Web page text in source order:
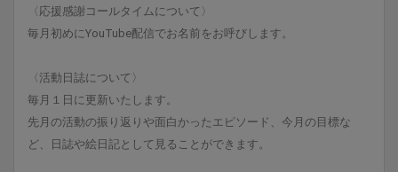
〈応援感謝コールタイムについて〉
毎月初めにYouTube配信でお名前をお呼びします。
〈活動日誌について〉
毎月１日に更新いたします。
先月の活動の振り返りや面白かったエピソード、今月の目標な
ど、日誌や絵日記として見ることができます。